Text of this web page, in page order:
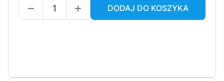
DODAJ DO KOSZYKA